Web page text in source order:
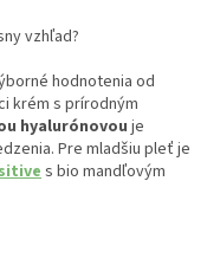
vzhľad?
hodnotenia od
krém s prírodným
hyalurónovou je
Pre mladšiu pleť je
s bio mandľovým